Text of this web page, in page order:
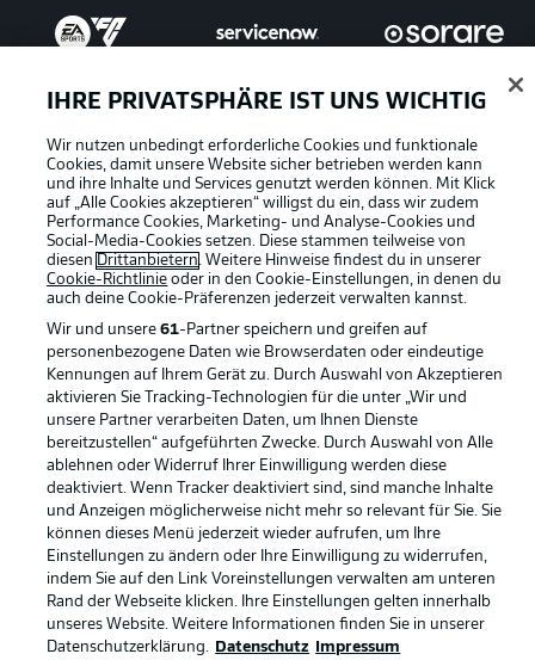
Rechtliche Hinweise Voreinstellungen verwalten
Datenschutz Nutzungsbedingungen
Kontakt Jobs
Impressum Partner
Spieler Liveticker
AGB
IHRE PRIVATSPHÄRE IST UNS WICHTIG
Wir nutzen unbedingt erforderliche Cookies und funktionale
Cookies, damit unsere Website sicher betrieben werden kann
und ihre Inhalte und Services genutzt werden können. Mit Klick
auf „Alle Cookies akzeptieren“ willigst du ein, dass wir zudem
Performance Cookies, Marketing- und Analyse-Cookies und
Social-Media-Cookies setzen. Diese stammen teilweise von
diesen Drittanbietern. Weitere Hinweise findest du in unserer
Cookie-Richtlinie oder in den Cookie-Einstellungen, in denen du
auch deine Cookie-Präferenzen jederzeit verwalten kannst.
Wir und unsere61-Partner speichern und greifen auf
personenbezogene Daten wie Browserdaten oder eindeutige
Kennungen auf Ihrem Gerät zu. Durch Auswahl von Akzeptieren
aktivieren Sie Tracking-Technologien für die unter „Wir und
unsere Partner verarbeiten Daten, um Ihnen Dienste
bereitzustellen“ aufgeführten Zwecke. Durch Auswahl von Alle
ablehnen oder Widerruf Ihrer Einwilligung werden diese
deaktiviert. Wenn Tracker deaktiviert sind, sind manche Inhalte
und Anzeigen möglicherweise nicht mehr so relevant für Sie. Sie
können dieses Menü jederzeit wieder aufrufen, um Ihre
Einstellungen zu ändern oder Ihre Einwilligung zu widerrufen,
indem Sie auf den Link Voreinstellungen verwalten am unteren
Rand der Webseite klicken. Ihre Einstellungen gelten innerhalb
unseres Website. Weitere Informationen finden Sie in unserer
Datenschutzerklärung.
Datenschutz Impressum